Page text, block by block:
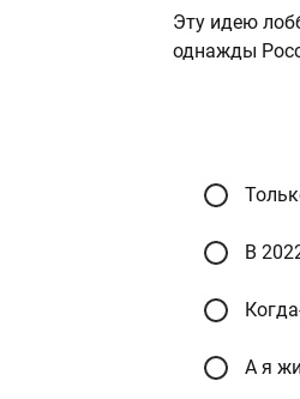
Эту идею
однажды
В
А я